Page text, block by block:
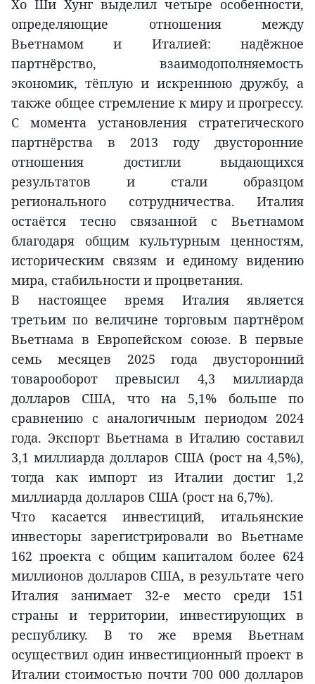
Хо Ши Хунг выделил четыре особенности,
определяющие отношения между
Вьетнамом и Италией: надёжное
партнёрство, взаимодополняемость
экономик, тёплую и искреннюю дружбу, а
также общее стремление к миру и прогрессу.
С момента установления стратегического
партнёрства в 2013 году двусторонние
отношения достигли выдающихся
результатов и стали образцом
регионального сотрудничества. Италия
остаётся тесно связанной с Вьетнамом
благодаря общим культурным ценностям,
историческим связям и единому видению
мира, стабильности и процветания.
В настоящее время Италия является
третьим по величине торговым партнёром
Вьетнама в Европейском союзе. В первые
семь месяцев 2025 года двусторонний
товарооборот превысил 4,3 миллиарда
долларов США, что на 5,1% больше по
сравнению с аналогичным периодом 2024
года. Экспорт Вьетнама в Италию составил
3,1 миллиарда долларов США (рост на 4,5%),
тогда как импорт из Италии достиг 1,2
миллиарда долларов США (рост на 6,7%).
Что касается инвестиций, итальянские
инвесторы зарегистрировали во Вьетнаме
162 проекта с общим капиталом более 624
миллионов долларов США, в результате чего
Италия занимает 32-е место среди 151
страны и территории, инвестирующих в
республику. В то же время Вьетнам
осуществил один инвестиционный проект в
Италии стоимостью почти 700 000 долларов